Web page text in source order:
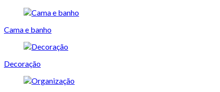
Cama e banho
Decoração